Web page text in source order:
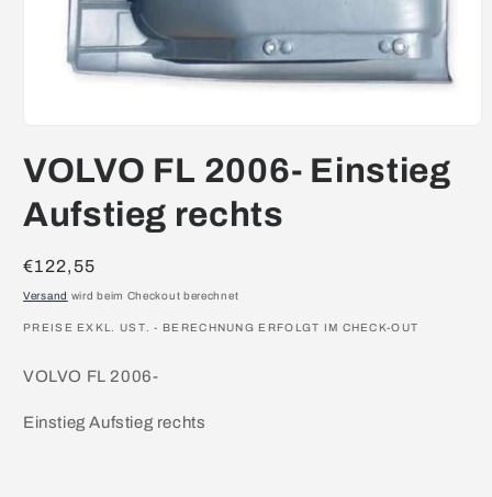
in
Modal
öffnen
VOLVO FL 2006- Einstieg
Aufstieg rechts
Normaler
Preis
€122,55
Versand wird beim Checkout berechnet
PREISE EXKL. UST. - BERECHNUNG ERFOLGT IM CHECK-OUT
VOLVO FL 2006-
Einstieg Aufstieg rechts